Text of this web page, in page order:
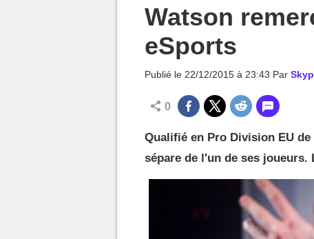
Watson
eSports
Publié le 22/12/2015 à 23:43 Par
0
Qualifié en Pro Division EU
sépare de l'un de ses joueurs.